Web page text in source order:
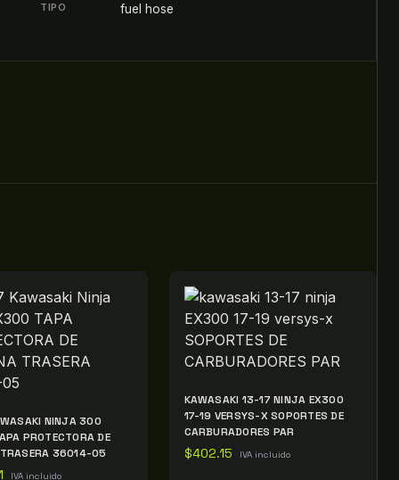
TIPO fuel hose
NINJA 300
PROTECTORA DE
TRASERA 36014-05
IVA incluido
KAWASAKI 13-17 NINJA EX300
17-19 VERSYS-X SOPORTES DE
CARBURADORES PAR
$402.15 IVA incluido